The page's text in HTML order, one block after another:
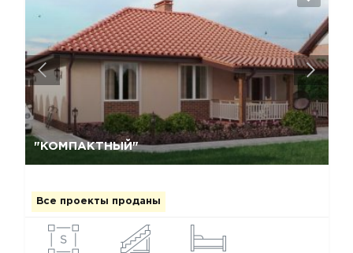
"КОМПАКТНЫЙ"
Все проекты проданы
Да, удалить Отмена